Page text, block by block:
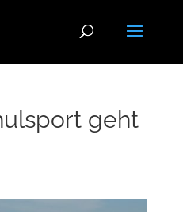
geht